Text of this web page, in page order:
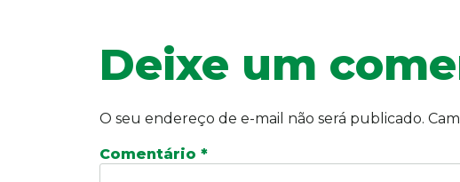
Deixe um
O seu endereço de e-mail não será publicado.
Comentário *